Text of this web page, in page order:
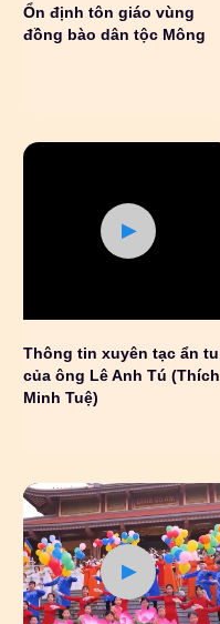
Ổn định tôn giáo vùng
đồng bào dân tộc Mông
Thông tin xuyên tạc ẩn tu
của ông Lê Anh Tú (Thích
Minh Tuệ)